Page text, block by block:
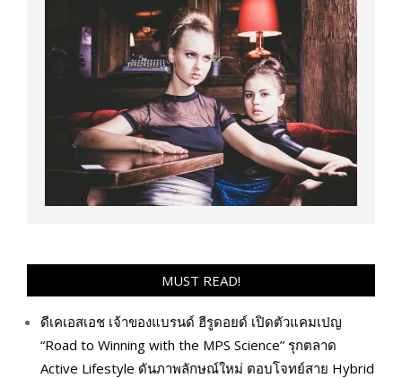
MUST READ!
ดีเคเอสเอช เจ้าของแบรนด์ ฮีรูดอยด์ เปิดตัวแคมเปญ
“Road to Winning with the MPS Science” รุกตลาด
Active Lifestyle ดันภาพลักษณ์ใหม่ ตอบโจทย์สาย Hybrid